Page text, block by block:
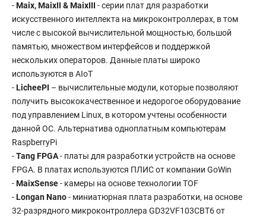
-Maix, MaixII & MaixIII - серии плат для разработки
искусственного интеллекта на микроконтроллерах, в том
числе с высокой вычислительной мощностью, большой
памятью, множеством интерфейсов и поддержкой
нескольких операторов. Данные платы широко
используются в AIoT
-LicheePI – вычислительные модули, которые позволяют
получить высококачественное и недорогое оборудование
под управлением Linux, в котором учтены особенности
данной ОС. Альтернатива одноплатным компьютерам
RaspberryPi
-Tang FPGA- платы для разработки устройств на основе
FPGA. В платах используются ПЛИС от компании GoWin
-MaixSense- камеры на основе технологии TOF
-Longan Nano- миниатюрная плата разработки, на основе
32-разрядного микроконтроллера GD32VF103CBT6 от